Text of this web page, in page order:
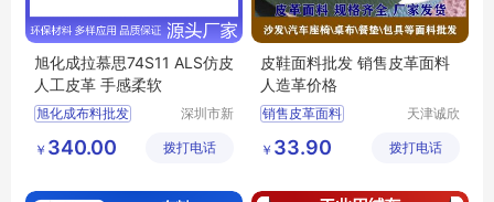
旭化成拉慕思74S11 ALS仿皮
人工皮革 手感柔软
旭化成布料批发
LAMOUS布料批发
ALS74S11布料
深圳市新
链有限公
￥ 340.00 拨打电话
皮鞋面料批发 销售皮革面料
人造革价格
销售皮革面料
人造革价格
天津诚欣
有限公司
￥ 33.90 拨打电话